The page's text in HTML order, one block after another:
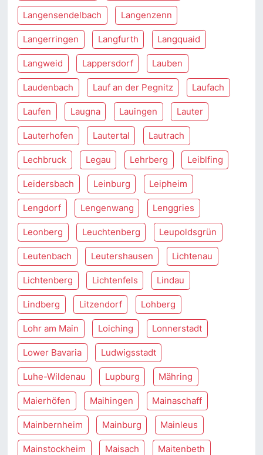
Langensendelbach Langenzenn
Langerringen Langfurth Langquaid
Langweid Lappersdorf Lauben
Laudenbach Lauf an der Pegnitz Laufach
Laufen Laugna Lauingen Lauter
Lauterhofen Lautertal Lautrach
Lechbruck Legau Lehrberg Leiblfing
Leidersbach Leinburg Leipheim
Lengdorf Lengenwang Lenggries
Leonberg Leuchtenberg Leupoldsgrün
Leutenbach Leutershausen Lichtenau
Lichtenberg Lichtenfels Lindau
Lindberg Litzendorf Lohberg
Lohr am Main Loiching Lonnerstadt
Lower Bavaria Ludwigsstadt
Luhe-Wildenau Lupburg Mähring
Maierhöfen Maihingen Mainaschaff
Mainbernheim Mainburg Mainleus
Mainstockheim Maisach Maitenbeth